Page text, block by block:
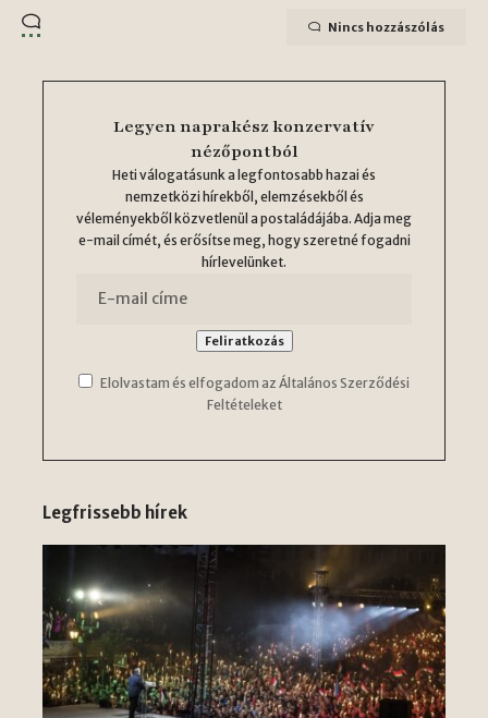
Nincs hozzászólás
Legyen naprakész konzervatív
nézőpontból
Heti válogatásunk a legfontosabb hazai és
nemzetközi hírekből, elemzésekből és
véleményekből közvetlenül a postaládájába. Adja meg
e-mail címét, és erősítse meg, hogy szeretné fogadni
hírlevelünket.
Elolvastam és elfogadom az Általános Szerződési
Feltételeket
Legfrissebb hírek